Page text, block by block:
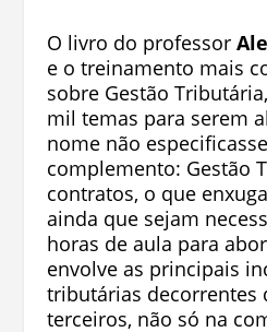
O livro do professor
e o treinamento mais
sobre Gestão
mil temas para serem
nome não
complemento: Gestão
contratos, o que
ainda que sejam
horas de aula para
envolve as principais
tributárias decorrentes
terceiros, não só na